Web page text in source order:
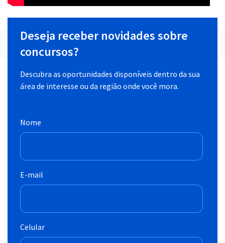
Deseja receber novidades sobre
concursos?
Descubra as oportunidades disponíveis dentro da sua
área de interesse ou da região onde você mora.
Nome
E-mail
Celular